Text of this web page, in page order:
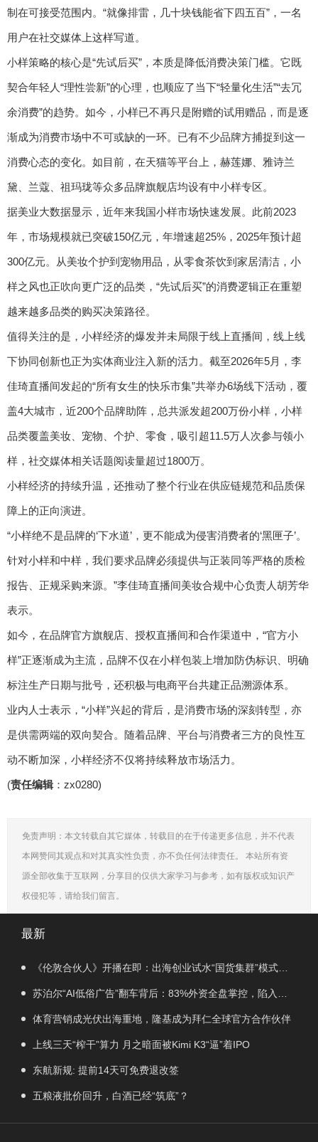
制在可接受范围内。“就像排雷，几十块钱能省下四五百”，一名
用户在社交媒体上这样写道。
小样策略的核心是“先试后买”，本质是降低消费决策门槛。它既
契合年轻人“理性尝新”的心理，也顺应了当下“轻量化生活”“去冗
余消费”的趋势。如今，小样已不再只是附赠的试用赠品，而是逐
渐成为消费市场中不可或缺的一环。已有不少品牌方捕捉到这一
消费心态的变化。如目前，在天猫等平台上，赫莲娜、雅诗兰
黛、兰蔻、祖玛珑等众多品牌旗舰店均设有中小样专区。
据美业大数据显示，近年来我国小样市场快速发展。此前2023
年，市场规模就已突破150亿元，年增速超25%，2025年预计超
300亿元。从美妆个护到宠物用品，从零食茶饮到家居清洁，小
样之风也正吹向更广泛的品类，“先试后买”的消费逻辑正在重塑
越来越多品类的购买决策路径。
值得关注的是，小样经济的爆发并未局限于线上直播间，线上线
下协同创新也正为实体商业注入新的活力。截至2026年5月，李
佳琦直播间发起的“所有女生的快乐市集”共举办6场线下活动，覆
盖4大城市，近200个品牌助阵，总共派发超200万份小样，小样
品类覆盖美妆、宠物、个护、零食，吸引超11.5万人次参与领小
样，社交媒体相关话题阅读量超过1800万。
小样经济的持续升温，还推动了整个行业在供应链规范和品质保
障上的正向演进。
“小样绝不是品牌的‘下水道’，更不能成为侵害消费者的‘黑匣子’。
针对小样和中样，我们要求品牌必须提供与正装同等严格的质检
报告、正规采购来源。”李佳琦直播间美妆合规中心负责人胡芳华
表示。
如今，在品牌官方旗舰店、授权直播间和合作渠道中，“官方小
样”正逐渐成为主流，品牌不仅在小样包装上增加防伪标识、明确
标注生产日期与批号，还积极与电商平台共建正品溯源体系。
业内人士表示，“小样”兴起的背后，是消费市场的深刻转型，亦
是供需两端的双向契合。随着品牌、平台与消费者三方的良性互
动不断加深，小样经济不仅将持续释放市场活力。
(责任编辑：zx0280)
免责声明：本文转载自其它媒体，转载目的在于传递更多信息，并不代表
本网赞同其观点和对其真实性负责，亦不负任何法律责任。 本站所有资
源全部收集于互联网，分享目的仅供大家学习与参考，如有版权或知识产
权侵犯等，请给我们留言。
最新
《伦敦合伙人》开播在即：出海创业试水“国货集群”模式，
带动入境消费反向种草
苏泊尔“AI低俗广告”翻车背后：83%外资全盘掌控，陷入流
量内卷、质量频发的负循环
体育营销成光伏出海重地，隆基成为拜仁全球官方合作伙伴
上线三天“榨干”算力 月之暗面被Kimi K3“逼”着IPO
东航新规: 提前14天可免费退改签
五粮液批价回升，白酒已经“筑底”？